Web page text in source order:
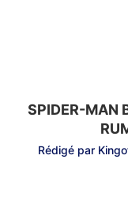
SPIDER-MAN
Rédigé par